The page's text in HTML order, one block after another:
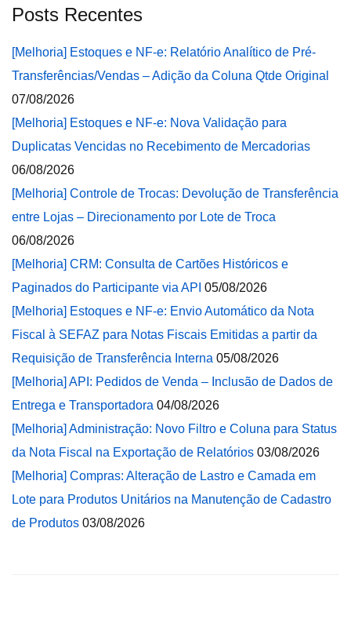
Posts Recentes
[Melhoria] Estoques e NF-e: Relatório Analítico de Pré-
Transferências/Vendas – Adição da Coluna Qtde Original
07/08/2026
[Melhoria] Estoques e NF-e: Nova Validação para
Duplicatas Vencidas no Recebimento de Mercadorias
06/08/2026
[Melhoria] Controle de Trocas: Devolução de Transferência
entre Lojas – Direcionamento por Lote de Troca
06/08/2026
[Melhoria] CRM: Consulta de Cartões Históricos e
Paginados do Participante via API 05/08/2026
[Melhoria] Estoques e NF-e: Envio Automático da Nota
Fiscal à SEFAZ para Notas Fiscais Emitidas a partir da
Requisição de Transferência Interna 05/08/2026
[Melhoria] API: Pedidos de Venda – Inclusão de Dados de
Entrega e Transportadora 04/08/2026
[Melhoria] Administração: Novo Filtro e Coluna para Status
da Nota Fiscal na Exportação de Relatórios 03/08/2026
[Melhoria] Compras: Alteração de Lastro e Camada em
Lote para Produtos Unitários na Manutenção de Cadastro
de Produtos 03/08/2026